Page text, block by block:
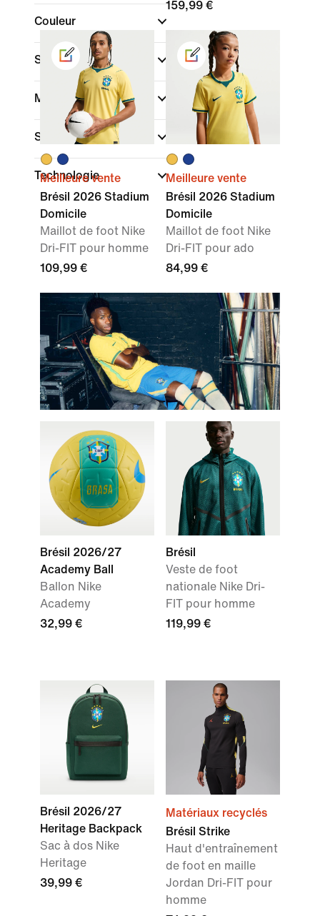
Couleur
Sport
Marque
Style
Technologie
159,99 €
Meilleure vente
Brésil 2026 Stadium
Domicile
Maillot de foot Nike
Dri-FIT pour homme
109,99 €
Meilleure vente
Brésil 2026 Stadium
Domicile
Maillot de foot Nike
Dri-FIT pour ado
84,99 €
Brésil 2026/27
Academy Ball
Ballon Nike
Academy
32,99 €
Brésil
Veste de foot
nationale Nike Dri-
FIT pour homme
119,99 €
Brésil 2026/27
Heritage Backpack
Sac à dos Nike
Heritage
39,99 €
Matériaux recyclés
Brésil Strike
Haut d'entraînement
de foot en maille
Jordan Dri-FIT pour
homme